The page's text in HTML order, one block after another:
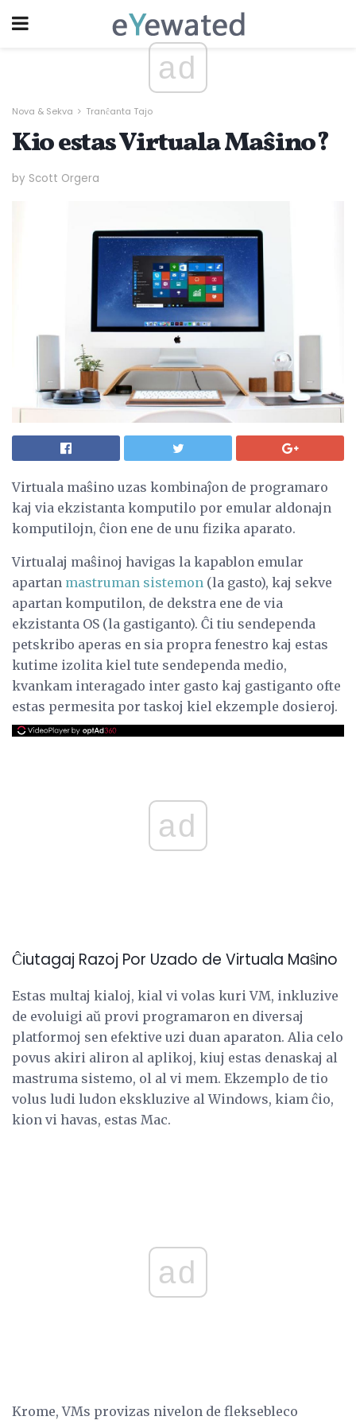
ad
Nova & Sekva Tranĉanta Tajo
Kio estas Virtuala Maŝino?
by Scott Orgera
Virtuala maŝino uzas kombinaĵon de programaro
kaj via ekzistanta komputilo por emular aldonajn
komputilojn, ĉion ene de unu fizika aparato.
Virtualaj maŝinoj havigas la kapablon emular
apartan mastruman sistemon (la gasto), kaj sekve
apartan komputilon, de dekstra ene de via
ekzistanta OS (la gastiganto). Ĉi tiu sendependa
petskribo aperas en sia propra fenestro kaj estas
kutime izolita kiel tute sendependa medio,
kvankam interagado inter gasto kaj gastiganto ofte
estas permesita por taskoj kiel ekzemple dosieroj.
ad
Ĉiutagaj Razoj Por Uzado de Virtuala Maŝino
Estas multaj kialoj, kial vi volas kuri VM, inkluzive
de evoluigi aŭ provi programaron en diversaj
platformoj sen efektive uzi duan aparaton. Alia celo
povus akiri aliron al aplikoj, kiuj estas denaskaj al
mastruma sistemo, ol al vi mem. Ekzemplo de tio
volus ludi ludon ekskluzive al Windows, kiam ĉio,
kion vi havas, estas Mac.
ad
Krome, VMs provizas nivelon de fleksebleco